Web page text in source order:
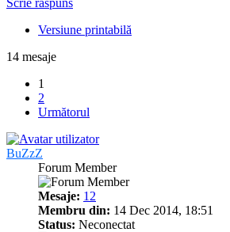
Versiune printabilă
14 mesaje
1
2
Următorul
BuZzZ
Forum Member
Mesaje: 12
Membru din: 14 Dec 2014, 18:51
Status: Neconectat